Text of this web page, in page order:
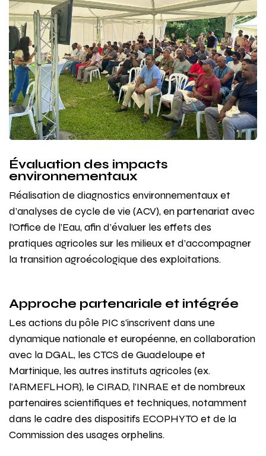
Évaluation des impacts
environnementaux
Réalisation de diagnostics environnementaux et
d’analyses de cycle de vie (ACV), en partenariat avec
l’Office de l’Eau, afin d’évaluer les effets des
pratiques agricoles sur les milieux et d’accompagner
la transition agroécologique des exploitations.
Approche partenariale et intégrée
Les actions du pôle PIC s’inscrivent dans une
dynamique nationale et européenne, en collaboration
avec la DGAL, les CTCS de Guadeloupe et
Martinique, les autres instituts agricoles (ex.
l’ARMEFLHOR), le CIRAD, l’INRAE et de nombreux
partenaires scientifiques et techniques, notamment
dans le cadre des dispositifs ECOPHYTO et de la
Commission des usages orphelins.